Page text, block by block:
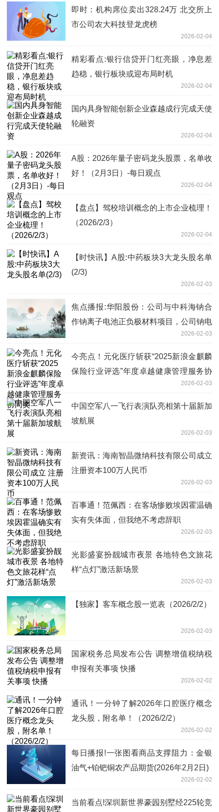
即时：机构席位卖出328.24万 北交所上
市公司农大科技登龙虎榜
2026-02-04
精彩看点:银行信贷开门红亮眼，净息差
趋稳，银行板块或迎布局时机
2026-02-04
国内具身智能创新企业森越成行完成天使
轮融资
2026-02-04
A股：2026年量子密码龙头股票，名单收
好！（2月3日）-每日观点
2026-02-04
【盘点】驾校培训概念的上市企业梳理！
（2026/2/3）
2026-02-04
【时快讯】A股:中药板块3大龙头股名单
(2/3)
2026-02-03
焦点播报:华阳股份：公司与中科海钠合
作钠离子电池正负极材料项目，公司钠电
2026-02-03
今亮点！元化医疗斩获“2025新浪金麒麟
保险行业评选”年度卓越健康管理服务协
2026-02-03
中国空军八一飞行表演队亮相第十届新加
坡航展
2026-02-03
新资讯：海南智晶微纳科技有限公司成立
注册资本100万人民币
2026-02-03
百事通！范佩西：在客场惨败埃因霍温确
实有失体面，但我绝不考虑辞职
2026-02-03
光影盛宴扮靓城市夜景 各地特色文旅花
样“点灯”激活新场景
2026-02-03
【独家】客车概念股一览表（2026/2/2）
2026-02-03
国家税务总局发布公告 调整增值税纳税
申报有关事项 快播
2026-02-02
通讯！一分钟了解2026年口腔医疗概念
龙头股，附名单！（2026/2/2）
2026-02-02
每日播报!一张图看商品支撑阻力：金银
油气+铂钯铜农产品期货(2026年2月2日)
2026-02-02
当前看点!深圳新世界豪园别墅经225轮竞